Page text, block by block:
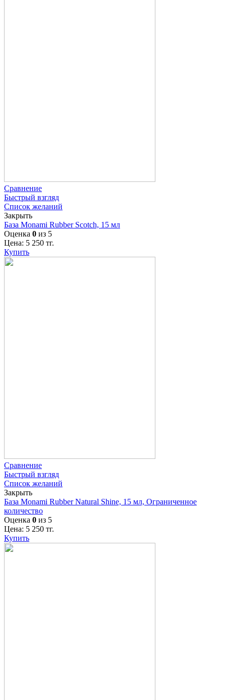
Сравнение
Быстрый взгляд
Список желаний
Закрыть
База Monami Rubber Scotch, 15 мл
Оценка 0 из 5
Цена: 5 250 тг.
Купить
Сравнение
Быстрый взгляд
Список желаний
Закрыть
База Monami Rubber Natural Shine, 15 мл, Ограниченное
количество
Оценка 0 из 5
Цена: 5 250 тг.
Купить